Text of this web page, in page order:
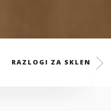
RAZLOGI ZA SKLENITEV